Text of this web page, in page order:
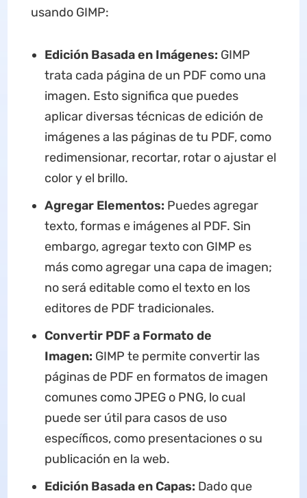
usando GIMP:
Edición Basada en Imágenes: GIMP
trata cada página de un PDF como una
imagen. Esto significa que puedes
aplicar diversas técnicas de edición de
imágenes a las páginas de tu PDF, como
redimensionar, recortar, rotar o ajustar el
color y el brillo.
Agregar Elementos: Puedes agregar
texto, formas e imágenes al PDF. Sin
embargo, agregar texto con GIMP es
más como agregar una capa de imagen;
no será editable como el texto en los
editores de PDF tradicionales.
Convertir PDF a Formato de
Imagen: GIMP te permite convertir las
páginas de PDF en formatos de imagen
comunes como JPEG o PNG, lo cual
puede ser útil para casos de uso
específicos, como presentaciones o su
publicación en la web.
Edición Basada en Capas: Dado que